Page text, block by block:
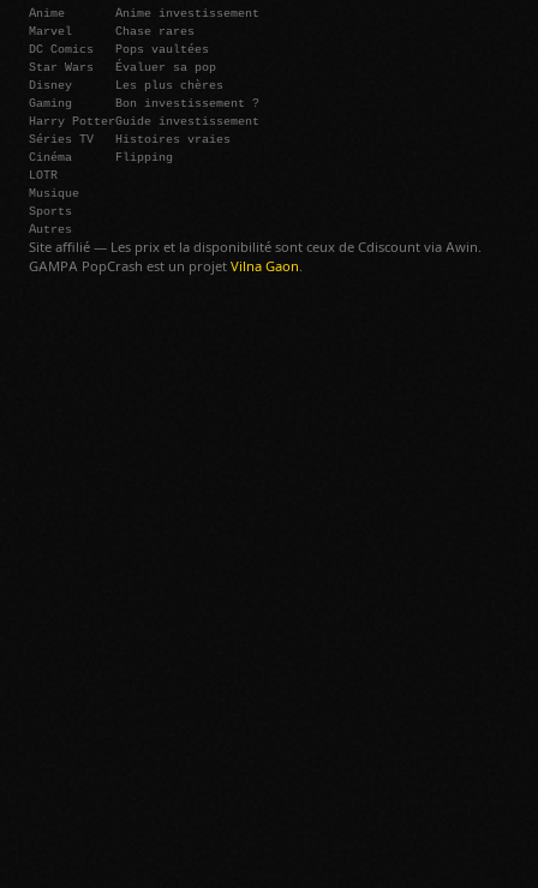
Anime
Marvel
DC Comics
Star Wars
Disney
Gaming
Harry Potter
Séries TV
Cinéma
LOTR
Musique
Sports
Autres
Anime investissement
Chase rares
Pops vaultées
Évaluer sa pop
Les plus chères
Bon investissement ?
Guide investissement
Histoires vraies
Flipping
Site affilié — Les prix et la disponibilité sont ceux de Cdiscount via Awin.
GAMPA PopCrash est un projet Vilna Gaon.